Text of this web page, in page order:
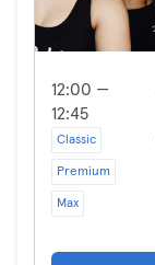
12:00 —
12:45
Classic
Premium
Max